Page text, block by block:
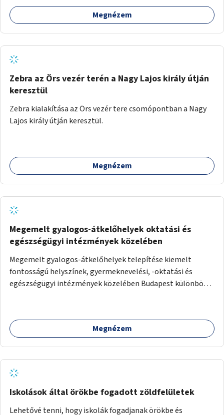
Megnézem
Zebra az Örs vezér terén a Nagy Lajos király útján
keresztül
Zebra kialakítása az Örs vezér tere csomópontban a Nagy
Lajos király útján keresztül.
Megnézem
Megemelt gyalogos-átkelőhelyek oktatási és
egészségügyi intézmények közelében
Megemelt gyalogos-átkelőhelyek telepítése kiemelt
fontosságú helyszínek, gyermeknevelési, -oktatási és
egészségügyi intézmények közelében Budapest különböző
Megnézem
Iskolások által örökbe fogadott zöldfelületek
Lehetővé tenni, hogy iskolák fogadjanak örökbe és